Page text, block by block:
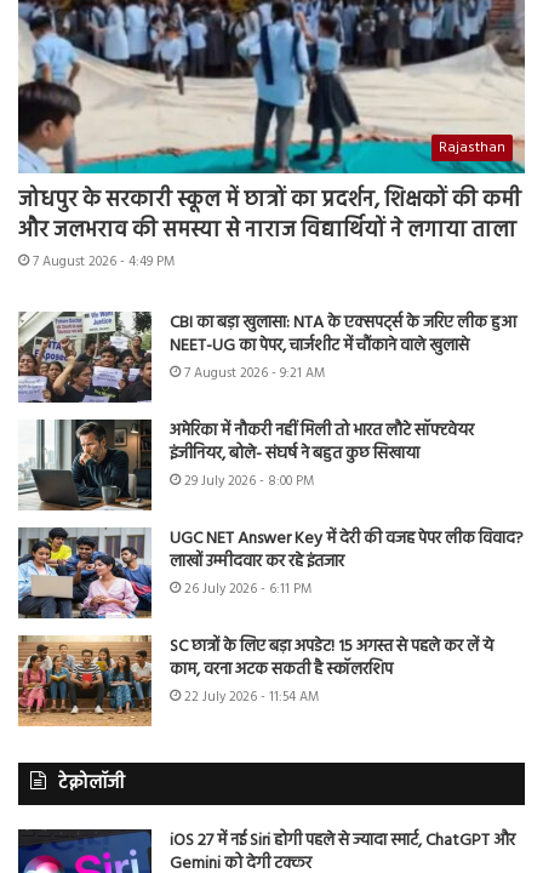
Rajasthan
जोधपुर के सरकारी स्कूल में छात्रों का प्रदर्शन, शिक्षकों की कमी
और जलभराव की समस्या से नाराज विद्यार्थियों ने लगाया ताला
7 August 2026 - 4:49 PM
CBI का बड़ा खुलासा: NTA के एक्सपर्ट्स के जरिए लीक हुआ
NEET-UG का पेपर, चार्जशीट में चौंकाने वाले खुलासे
7 August 2026 - 9:21 AM
अमेरिका में नौकरी नहीं मिली तो भारत लौटे सॉफ्टवेयर
इंजीनियर, बोले- संघर्ष ने बहुत कुछ सिखाया
29 July 2026 - 8:00 PM
UGC NET Answer Key में देरी की वजह पेपर लीक विवाद?
लाखों उम्मीदवार कर रहे इंतजार
26 July 2026 - 6:11 PM
SC छात्रों के लिए बड़ा अपडेट! 15 अगस्त से पहले कर लें ये
काम, वरना अटक सकती है स्कॉलरशिप
22 July 2026 - 11:54 AM
टेक्नोलॉजी
iOS 27 में नई Siri होगी पहले से ज्यादा स्मार्ट, ChatGPT और
Gemini को देगी टक्कर